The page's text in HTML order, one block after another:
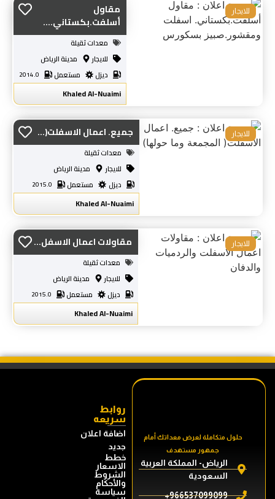
مقاول
أسلفت.بكستاني....
معدات ثقيلة
للايجار
مدينة الرياض
ديزل
مستعمل 2014.0
Khaled Al-Nuaimi
للايجار
جميع. اعمال الاسفلت(...
معدات ثقيلة
للايجار
مدينة الرياض
ديزل
مستعمل 2015.0
Khaled Al-Nuaimi
للايجار
مقاولات اعمال الاسفل...
معدات ثقيلة
للايجار
مدينة الرياض
ديزل
مستعمل 2015.0
Khaled Al-Nuaimi
للايجار
حلول متكاملة لعرض معداتك أمام
جمهور مستهدف
الرياض- المملكة العربية
السعودية
966537099099+
روابط
سريعه
اضافة اعلان
جديد
خطط
الاسعار
الشروط
والأحكام
سياسة